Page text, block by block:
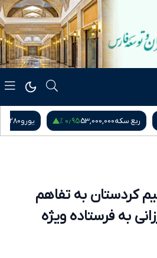
ربع سکه53,000,000۰٫۹۵ % یورو
کردستان به تفاهم
به فرستاده ویژه